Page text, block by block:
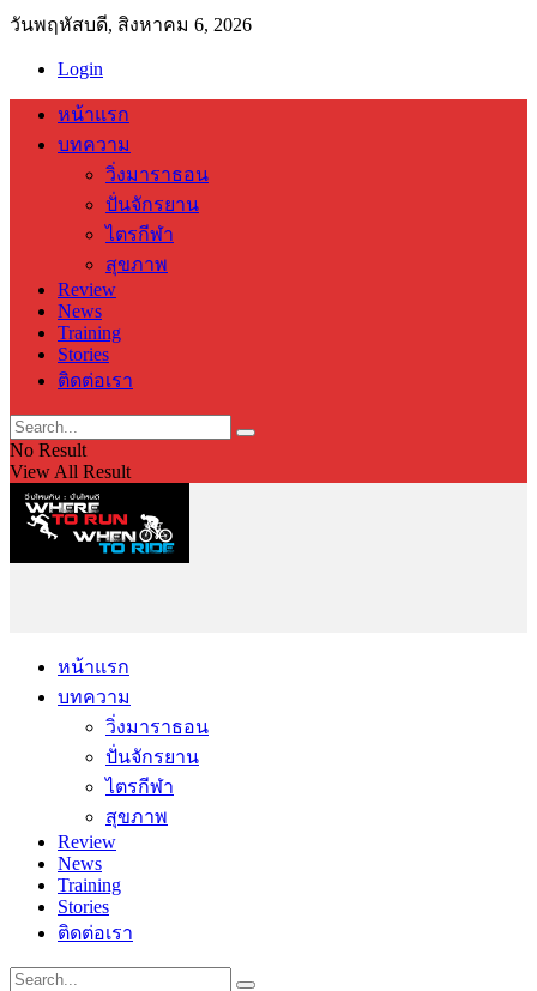
วันพฤหัสบดี, สิงหาคม 6, 2026
Login
หน้าแรก
บทความ
วิ่งมาราธอน
ปั่นจักรยาน
ไตรกีฬา
สุขภาพ
Review
News
Training
Stories
ติดต่อเรา
No Result
View All Result
หน้าแรก
บทความ
วิ่งมาราธอน
ปั่นจักรยาน
ไตรกีฬา
สุขภาพ
Review
News
Training
Stories
ติดต่อเรา